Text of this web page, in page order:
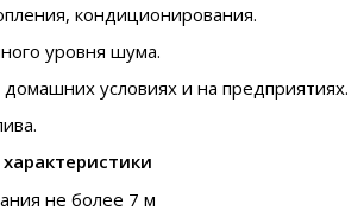
кондиционирования.
уровня шума.
условиях и на предприятиях.
не более 7 м